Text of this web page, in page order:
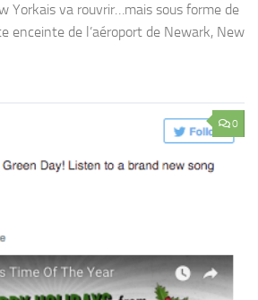
Yorkais va rouvrir…mais sous forme de
enceinte de l’aéroport de Newark, New
0